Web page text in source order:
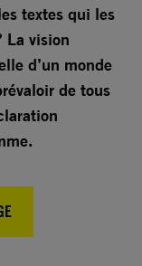
textes qui les
La vision
d’un monde
de tous